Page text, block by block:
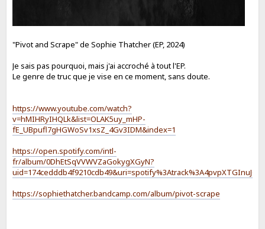
"Pivot and Scrape" de Sophie Thatcher (EP, 2024)
Je sais pas pourquoi, mais j'ai accroché à tout l'EP.
Le genre de truc que je vise en ce moment, sans doute.
https://www.youtube.com/watch?
v=hMIHRyIHQLk&list=OLAK5uy_mHP-
fE_UBpufl7gHGWoSv1xsZ_4Gv3IDM&index=1
https://open.spotify.com/intl-
fr/album/0DhEtSqVVWVZaGokygXGyN?
https://sophiethatcher.bandcamp.com/album/pivot-scrape